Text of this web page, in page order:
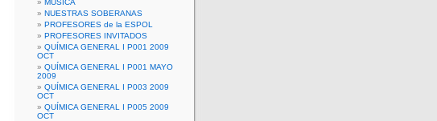
MÚSICA
NUESTRAS SOBERANAS
PROFESORES de la ESPOL
PROFESORES INVITADOS
QUÍMICA GENERAL I P001 2009
OCT
QUÍMICA GENERAL I P001 MAYO
2009
QUÍMICA GENERAL I P003 2009
OCT
QUÍMICA GENERAL I P005 2009
OCT